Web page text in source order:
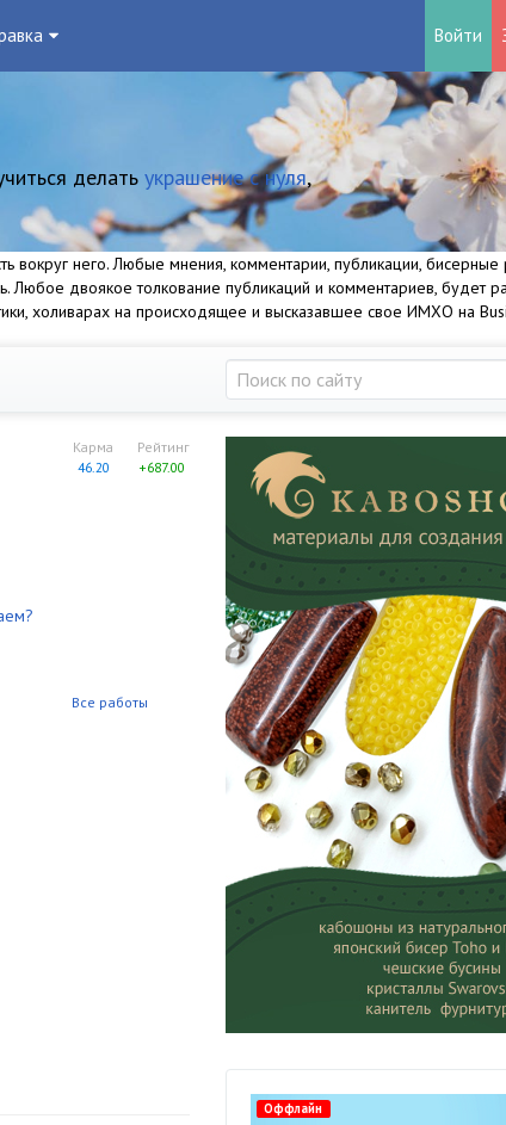
Войти
делать украшение с нуля,
вокруг него. Любые мнения, комментарии, публикации,
Любое двоякое толкование публикаций и комментариев, будет
холиварах на происходящее и высказавшее свое ИМХО на
Рейтинг
+687.00
Карма
46.20
Все работы
Оффлайн